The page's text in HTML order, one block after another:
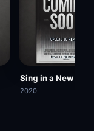
Sing in a New Year
2020